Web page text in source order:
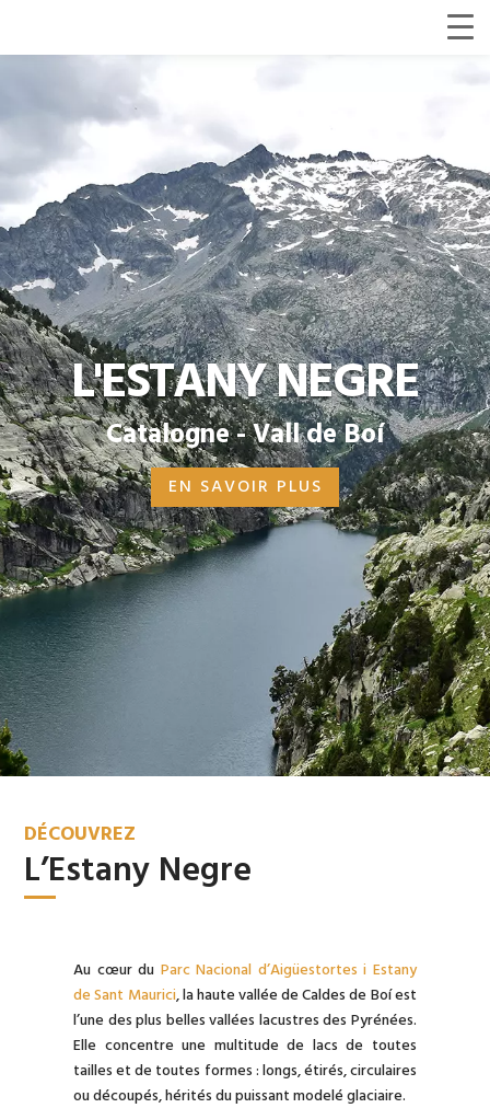
L'ESTANY NEGRE
Catalogne - Vall de Boí
EN SAVOIR PLUS
DÉCOUVREZ
L’Estany Negre
Au cœur du Parc Nacional d’Aigüestortes i Estany
de Sant Maurici, la haute vallée de Caldes de Boí est
l’une des plus belles vallées lacustres des Pyrénées.
Elle concentre une multitude de lacs de toutes
tailles et de toutes formes : longs, étirés, circulaires
ou découpés, hérités du puissant modelé glaciaire.